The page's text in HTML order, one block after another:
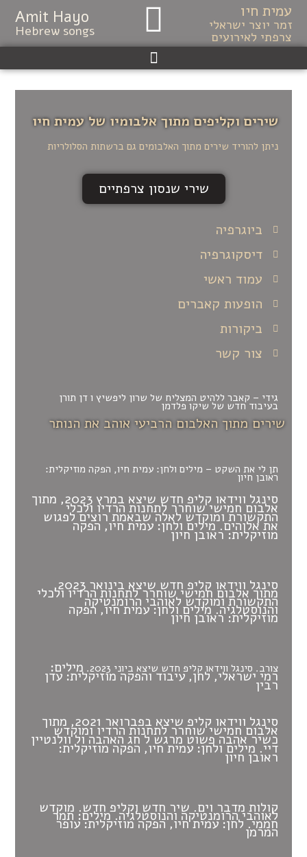
לתוכןעמית חיו
זמר יוצר ישראלי
צרפתי לאירועים
Amit Hayo
Hebrew songs
שירים וקליפים מתוך אלבומיו של עמית חיו
ניתן להוריד שירים מתוך האלבומים גם ברשתות הסלולריות
שירי שנסון צרפתיים
שירים מתוך האלבום הרביעי אוהב את הנותר
תן לי את השקט – מילים ולחן: עמית חיו, הפקה מוזיקלית:
ראובן חיון
גידי – קאבר ללהיט המצליח של שרון ליפשיץ ו דן תורן
בעיבוד חדש של שיקו פלדמן
ביוגרפיה
דיסקוגרפיה
עמוד ראשי
הופעות קאברים
ביקורות
צור קשר
צורב. סינגל ווידאו קליפ חדש שיצא ביוני 2023. מילים: רמי ישראלי,לחן, עיבוד והפקה מוזיקלית: עדן רבין
סינגל ווידאו קליפ חדש שיצא בינואר 2023,
מתוך אלבום חמישי שוחרר לתחנות הרדיו ולכלי
התקשורת ומוקדש לאוהבי הרומנטיקה
והנוסטלגיה.מילים ולחן: עמית חיו, הפקהמוזיקלית: ראובן חיון
סינגל ווידאו קליפ חדש שיצא במרץ 2023, מתוךאלבום חמישי שוחרר לתחנות הרדיו ולכלי
התקשורת ומוקדש לאלה שבאמת רוצים לפגוש
את אלוהים.מילים ולחן: עמית חיו, הפקהמוזיקלית: ראובן חיון
קולות מדבר וים. שיר חדש וקליפ חדש. מוקדש
לאוהבי הרומנטיקה והנוסטלגיה.מילים: תמר
חממי. לחן: עמית חיו, הפקה מוזיקלית: עופר
המרמן
סינגל ווידאו קליפ שיצא בפברואר 2021, מתוך
אלבום חמישי שוחרר לתחנות הרדיו ומוקדש
כשיר אהבה פשוט מרגש ל חג האהבה ול וולנטיין
דיי.מילים ולחן: עמית חיו, הפקה מוזיקלית:
ראובן חיון